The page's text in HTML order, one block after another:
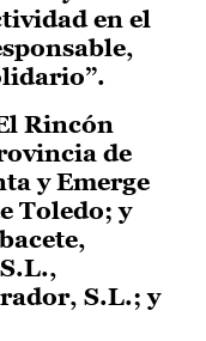
en el
Rincón
de
y Emerge
Toledo; y
S.L.; y